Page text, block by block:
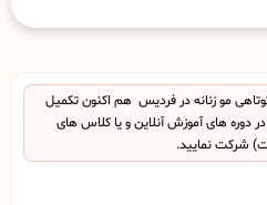
مو زنانه در فردیس هم اکنون تکمیل
های آموزش آنلاین و یا کلاس های
شرکت نمایید.